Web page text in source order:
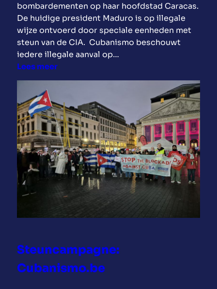
p
V
e
n
e
z
u
l
a
d
o
o
r
d
V
o
C
bombardementen op haar hoofdstad Caracas.
De huidige president Maduro is op illegale
wijze ontvoerd door speciale eenheden met
steun van de CIA. Cubanismo beschouwt
iedere illegale aanval op…
Lees meer:
G
e
n
o
o
r
l
o
o
i
:
Steuncampagne:
Cubanismo.be